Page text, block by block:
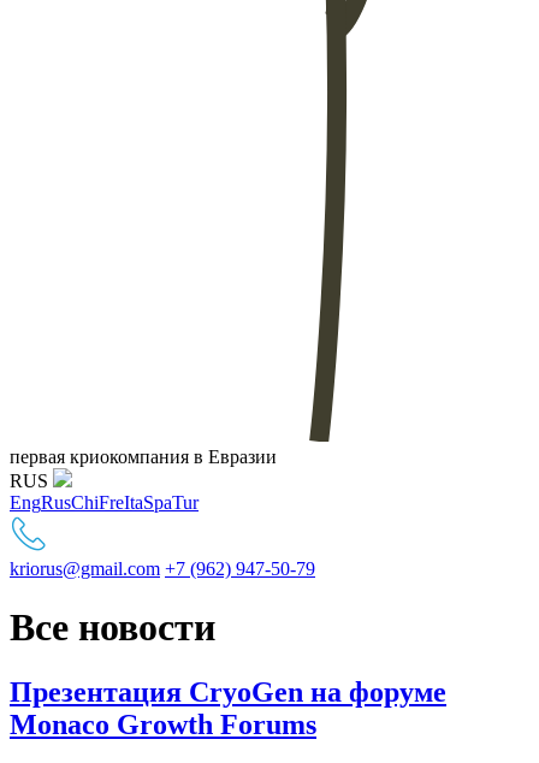
первая криокомпания в Евразии
RUS
EngRusChiFreItaSpaTur
kriorus@gmail.com +7 (962) 947-50-79
Все новости
Презентация CryoGen на форуме
Monaco Growth Forums